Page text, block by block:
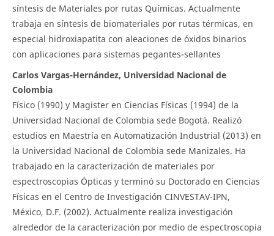
síntesis de Materiales por rutas Químicas. Actualmente
trabaja en síntesis de biomateriales por rutas térmicas, en
especial hidroxiapatita con aleaciones de óxidos binarios
con aplicaciones para sistemas pegantes-sellantes
Carlos Vargas-Hernández, Universidad Nacional de
Colombia
Físico (1990) y Magister en Ciencias Físicas (1994) de la
Universidad Nacional de Colombia sede Bogotá. Realizó
estudios en Maestría en Automatización Industrial (2013) en
la Universidad Nacional de Colombia sede Manizales. Ha
trabajado en la caracterización de materiales por
espectroscopias Ópticas y terminó su Doctorado en Ciencias
Físicas en el Centro de Investigación CINVESTAV-IPN,
México, D.F. (2002). Actualmente realiza investigación
alrededor de la caracterización por medio de espectroscopia